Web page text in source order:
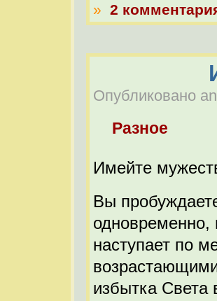
» 2
Опубликовано
Разное
Имейте
Вы
одновременно,
наступает по
избытка Света